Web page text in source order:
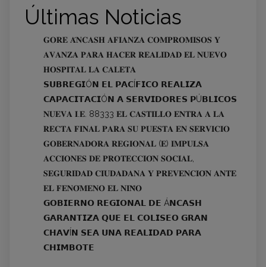
Últimas Noticias
𝐆𝐎𝐑𝐄 𝐀́𝐍𝐂𝐀𝐒𝐇 𝐀𝐅𝐈𝐀𝐍𝐙𝐀 𝐂𝐎𝐌𝐏𝐑𝐎𝐌𝐈𝐒𝐎𝐒 𝐘
𝐀𝐕𝐀𝐍𝐙𝐀 𝐏𝐀𝐑𝐀 𝐇𝐀𝐂𝐄𝐑 𝐑𝐄𝐀𝐋𝐈𝐃𝐀𝐃 𝐄𝐋 𝐍𝐔𝐄𝐕𝐎
𝐇𝐎𝐒𝐏𝐈𝐓𝐀𝐋 𝐋𝐀 𝐂𝐀𝐋𝐄𝐓𝐀
𝗦𝗨𝗕𝗥𝗘𝗚𝗜Ó𝗡 𝗘𝗟 𝗣𝗔𝗖Í𝗙𝗜𝗖𝗢 𝗥𝗘𝗔𝗟𝗜𝗭𝗔
𝗖𝗔𝗣𝗔𝗖𝗜𝗧𝗔𝗖𝗜Ó𝗡 𝗔 𝗦𝗘𝗥𝗩𝗜𝗗𝗢𝗥𝗘𝗦 𝗣Ú𝗕𝗟𝗜𝗖𝗢𝗦
𝐍𝐔𝐄𝐕𝐀 𝐈.𝐄. 88333 𝐄𝐋 𝐂𝐀𝐒𝐓𝐈𝐋𝐋𝐎 𝐄𝐍𝐓𝐑𝐀 𝐀 𝐋𝐀
𝐑𝐄𝐂𝐓𝐀 𝐅𝐈𝐍𝐀𝐋 𝐏𝐀𝐑𝐀 𝐒𝐔 𝐏𝐔𝐄𝐒𝐓𝐀 𝐄𝐍 𝐒𝐄𝐑𝐕𝐈𝐂𝐈𝐎
𝐆𝐎𝐁𝐄𝐑𝐍𝐀𝐃𝐎𝐑𝐀 𝐑𝐄𝐆𝐈𝐎𝐍𝐀𝐋 (𝐄) 𝐈𝐌𝐏𝐔𝐋𝐒𝐀
𝐀𝐂𝐂𝐈𝐎𝐍𝐄𝐒 𝐃𝐄 𝐏𝐑𝐎𝐓𝐄𝐂𝐂𝐈𝐎́𝐍 𝐒𝐎𝐂𝐈𝐀𝐋,
𝐒𝐄𝐆𝐔𝐑𝐈𝐃𝐀𝐃 𝐂𝐈𝐔𝐃𝐀𝐃𝐀𝐍𝐀 𝐘 𝐏𝐑𝐄𝐕𝐄𝐍𝐂𝐈𝐎́𝐍 𝐀𝐍𝐓𝐄
𝐄𝐋 𝐅𝐄𝐍𝐎́𝐌𝐄𝐍𝐎 𝐄𝐋 𝐍𝐈𝐍̃𝐎
𝗚𝗢𝗕𝗜𝗘𝗥𝗡𝗢 𝗥𝗘𝗚𝗜𝗢𝗡𝗔𝗟 𝗗𝗘 Á𝗡𝗖𝗔𝗦𝗛
𝗚𝗔𝗥𝗔𝗡𝗧𝗜𝗭𝗔 𝗤𝗨𝗘 𝗘𝗟 𝗖𝗢𝗟𝗜𝗦𝗘𝗢 𝗚𝗥𝗔𝗡
𝗖𝗛𝗔𝗩Í𝗡 𝗦𝗘𝗔 𝗨𝗡𝗔 𝗥𝗘𝗔𝗟𝗜𝗗𝗔𝗗 𝗣𝗔𝗥𝗔
𝗖𝗛𝗜𝗠𝗕𝗢𝗧𝗘